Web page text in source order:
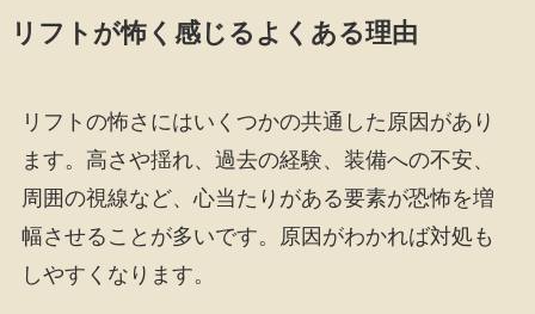
リフトが怖く感じるよくある理由
リフトの怖さにはいくつかの共通した原因があり
ます。高さや揺れ、過去の経験、装備への不安、
周囲の視線など、心当たりがある要素が恐怖を増
幅させることが多いです。原因がわかれば対処も
しやすくなります。